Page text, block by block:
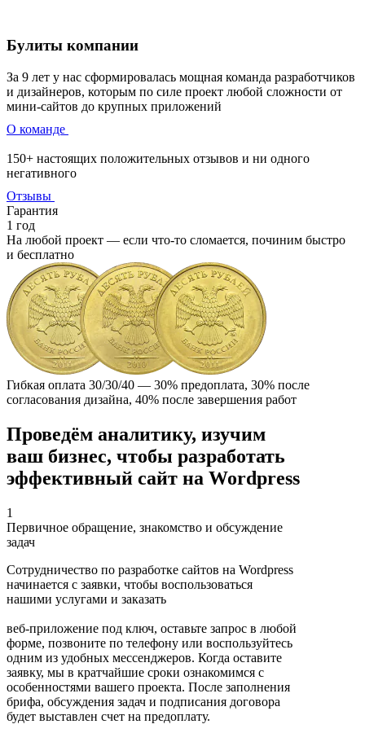
Булиты компании
За 9 лет у нас сформировалась мощная команда разработчиков
и дизайнеров, которым по силе проект любой сложности от
мини-сайтов до крупных приложений
О команде
150+ настоящих положительных отзывов и ни одного
негативного
Отзывы
Гарантия
1 год
На любой проект — если что‑то сломается, починим быстро
и бесплатно
Гибкая оплата 30/30/40 — 30% предоплата, 30% после
согласования дизайна, 40% после завершения работ
Проведём аналитику, изучим
ваш бизнес, чтобы разработать
эффективный сайт на Wordpress
1
Первичное обращение, знакомство и обсуждение
задач
Сотрудничество по разработке сайтов на Wordpress
начинается с заявки, чтобы воспользоваться
нашими услугами и заказать
веб-приложение под ключ, оставьте запрос в любой
форме, позвоните по телефону или воспользуйтесь
одним из удобных мессенджеров. Когда оставите
заявку, мы в кратчайшие сроки ознакомимся с
особенностями вашего проекта. После заполнения
брифа, обсуждения задач и подписания договора
будет выставлен счет на предоплату.